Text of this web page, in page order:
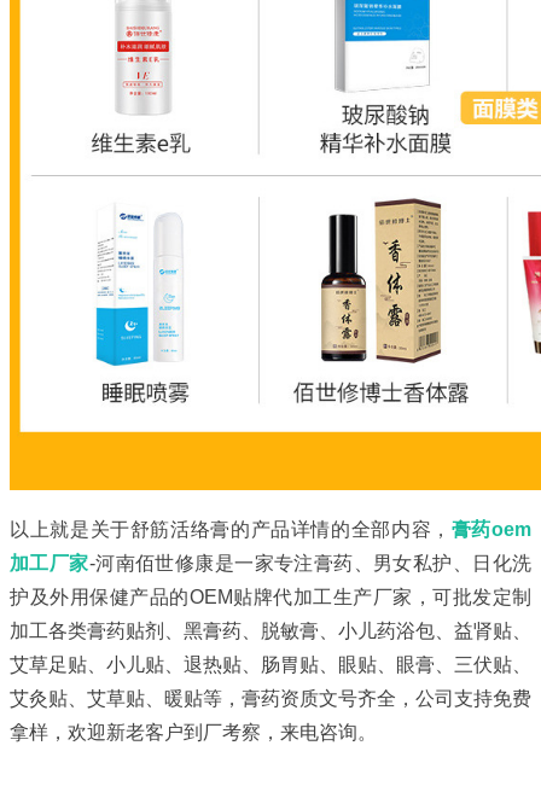
以上就是关于舒筋活络膏的产品详情的全部内容， 膏药oem
加工厂家-河南佰世修康是一家专注膏药、男女私护、日化洗
护及外用保健产品的OEM贴牌代加工生产厂家，可批发定制
加工各类膏药贴剂、黑膏药、脱敏膏、小儿药浴包、益肾贴、
艾草足贴、小儿贴、退热贴、肠胃贴、眼贴、眼膏、三伏贴、
艾灸贴、艾草贴、暖贴等，膏药资质文号齐全，公司支持免费
拿样，欢迎新老客户到厂考察，来电咨询。